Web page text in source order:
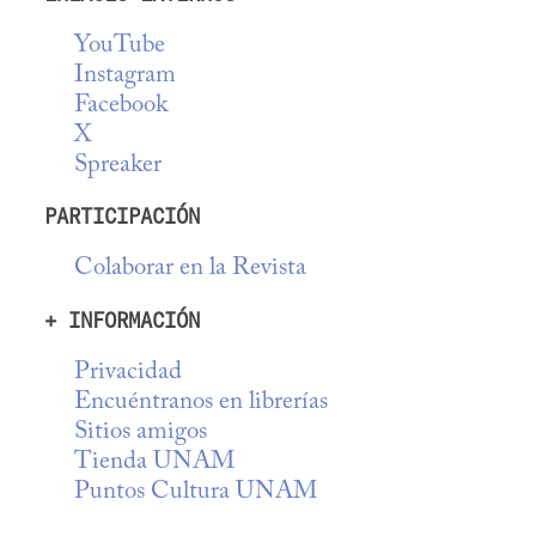
YouTube
Instagram
Facebook
X
Spreaker
PARTICIPACIÓN
Colaborar en la Revista
+ INFORMACIÓN
Privacidad
Encuéntranos en librerías
Sitios amigos
Tienda UNAM
Puntos Cultura UNAM